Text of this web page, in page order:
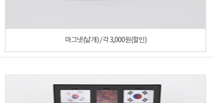
마그넷(낱개) / 각 3,000원(할인)